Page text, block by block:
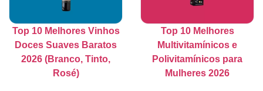
Top 10 Melhores Vinhos
Doces Suaves Baratos
2026 (Branco, Tinto,
Rosé)
Top 10 Melhores
Multivitamínicos e
Polivitamínicos para
Mulheres 2026